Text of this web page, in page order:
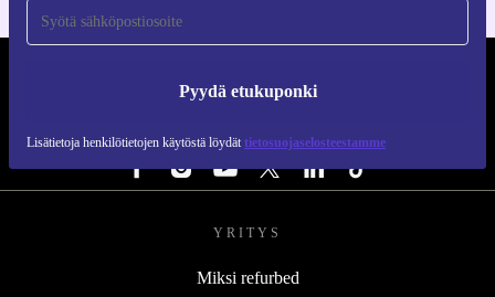
Pyydä etukuponki
Lisätietoja henkilötietojen käytöstä löydät tietosuojaselosteestamme
YRITYS
Miksi refurbed